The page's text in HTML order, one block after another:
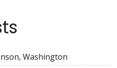
Washington